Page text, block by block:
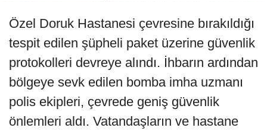
Özel Doruk Hastanesi çevresine bırakıldığı
tespit edilen şüpheli paket üzerine güvenlik
protokolleri devreye alındı. İhbarın ardından
bölgeye sevk edilen bomba imha uzmanı
polis ekipleri, çevrede geniş güvenlik
önlemleri aldı. Vatandaşların ve hastane